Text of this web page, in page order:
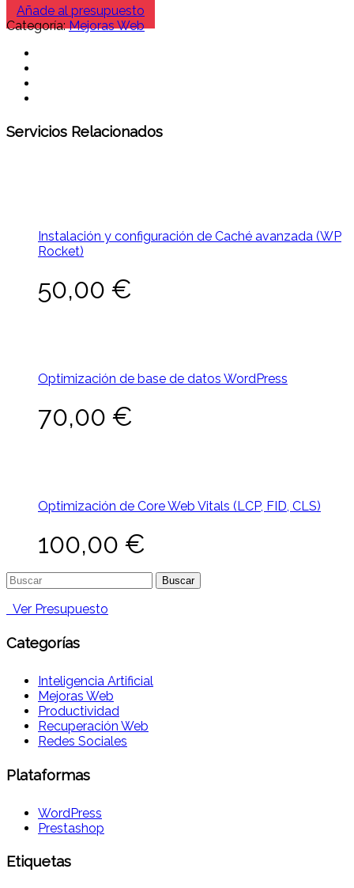
Añade al presupuesto
Categoría:Mejoras Web
Servicios Relacionados
Instalación y configuración de Caché avanzada (WP
Rocket)
50,00 €
Optimización de base de datos WordPress
70,00 €
Optimización de Core Web Vitals (LCP, FID, CLS)
100,00 €
Buscar:
Ver Presupuesto
Categorías
Inteligencia Artificial
Mejoras Web
Productividad
Recuperación Web
Redes Sociales
Plataformas
WordPress
Prestashop
Etiquetas